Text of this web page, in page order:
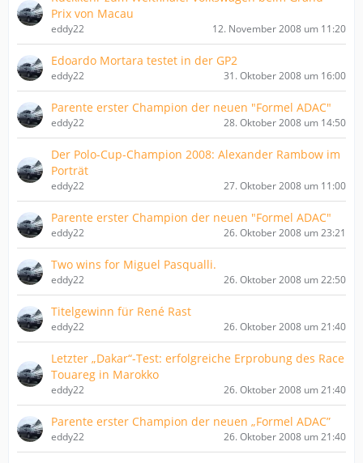
Prix von Macau
eddy22 12. November 2008 um 11:20
Edoardo Mortara testet in der GP2
eddy22 31. Oktober 2008 um 16:00
Parente erster Champion der neuen "Formel ADAC"
eddy22 28. Oktober 2008 um 14:50
Der Polo-Cup-Champion 2008: Alexander Rambow im
Porträt
eddy22 27. Oktober 2008 um 11:00
Parente erster Champion der neuen "Formel ADAC"
eddy22 26. Oktober 2008 um 23:21
Two wins for Miguel Pasqualli.
eddy22 26. Oktober 2008 um 22:50
Titelgewinn für René Rast
eddy22 26. Oktober 2008 um 21:40
Letzter „Dakar“-Test: erfolgreiche Erprobung des Race
Touareg in Marokko
eddy22 26. Oktober 2008 um 21:40
Parente erster Champion der neuen „Formel ADAC”
eddy22 26. Oktober 2008 um 21:40